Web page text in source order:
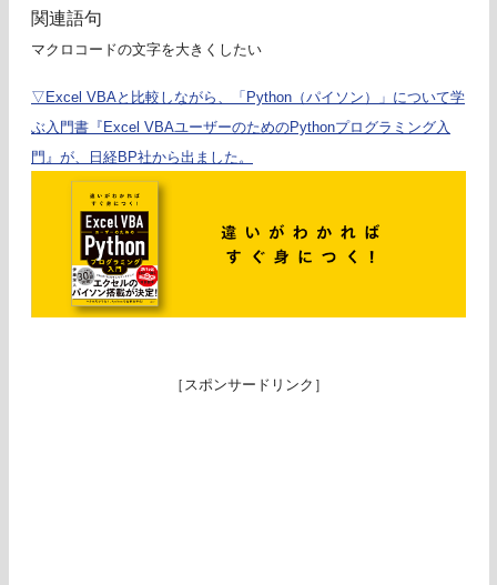
関連語句
マクロコードの文字を大きくしたい
▽Excel VBAと比較しながら、「Python（パイソン）」について学
ぶ入門書『Excel VBAユーザーのためのPythonプログラミング入
門』が、日経BP社から出ました。
［スポンサードリンク］